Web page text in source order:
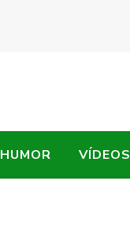
HUMOR VÍDEOS